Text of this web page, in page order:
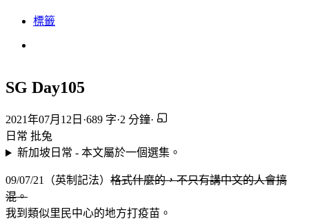
標籤
SG Day105
2021年07月12日 ·689 字·2 分鐘·
日常 批兔
新加坡日常 - 本文屬於一個選集。
09/07/21（英制記法） 格式什麼的，不只有講中文的人會搞
混。
我到類似里民中心的地方打疫苗。